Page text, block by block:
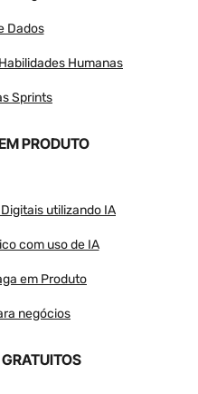
Dados
Humanas
Sprints
PRODUTO
utilizando IA
com uso de IA
em Produto
negócios